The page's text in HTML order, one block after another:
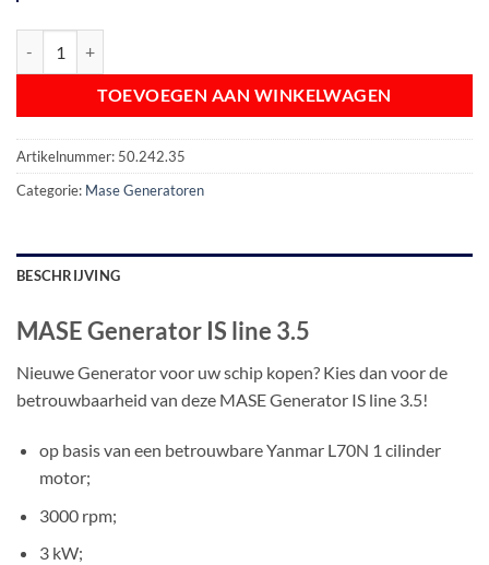
TOEVOEGEN AAN WINKELWAGEN
Artikelnummer: 50.242.35
Categorie: Mase Generatoren
BESCHRIJVING
MASE Generator IS line 3.5
Nieuwe Generator voor uw schip kopen? Kies dan voor de
betrouwbaarheid van deze MASE Generator IS line 3.5!
op basis van een betrouwbare Yanmar L70N 1 cilinder
motor;
3000 rpm;
3 kW;